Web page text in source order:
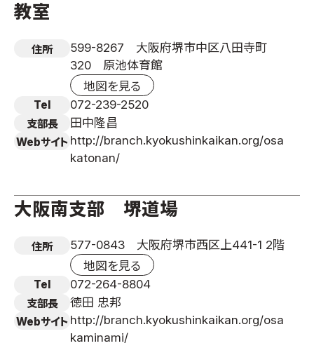
教室
住所
599-8267 大阪府堺市中区八田寺町
320 原池体育館
地図を見る
Tel 072-239-2520
支部長 田中隆昌
Webサイト http://branch.kyokushinkaikan.org/osa
katonan/
大阪南支部 堺道場
住所
577-0843 大阪府堺市西区上441-1 2階
地図を見る
Tel 072-264-8804
支部長 徳田 忠邦
Webサイト http://branch.kyokushinkaikan.org/osa
kaminami/